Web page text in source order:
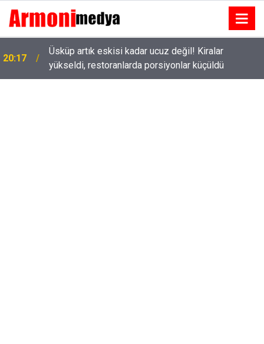
20:17
Üsküp artık eskisi kadar ucuz değil! Kiralar
yükseldi, restoranlarda porsiyonlar küçüldü
18:53
Tolga Sarıtaş veda ediyor mu? Yeni sezon kararı
belli oldu